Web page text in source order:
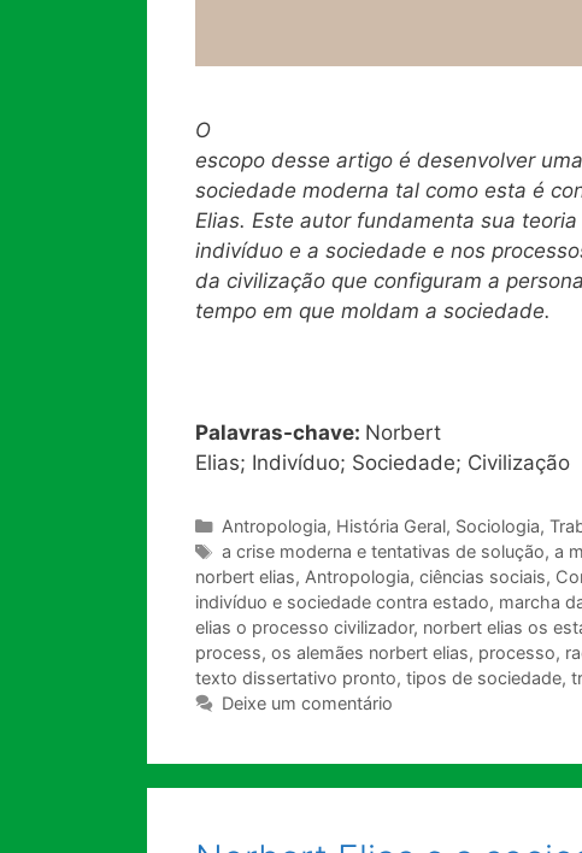
O
escopo desse artigo é desenvolver
sociedade moderna tal como esta é
Elias. Este autor fundamenta sua
indivíduo e a sociedade e nos
da civilização que configuram a
tempo em que moldam a sociedade.
Palavras-chave: Norbert
Elias; Indivíduo; Sociedade; Civilização
Categorias
Antropologia, História Geral, Sociologia,
Tags
a crise moderna e tentativas de solução, a
norbert elias, Antropologia, ciências sociais,
indivíduo e sociedade contra estado, marcha
elias o processo civilizador, norbert elias os
process, os alemães norbert elias, processo,
texto dissertativo pronto, tipos de sociedade,
Deixe um comentário